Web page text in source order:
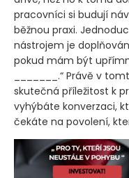
pracovníci si budují
běžnou praxi.
nástrojem je
pokud mám být
_______.“ Právě v
skutečná příležitost k
vyhýbáte konverzaci,
čekáte na povolení,